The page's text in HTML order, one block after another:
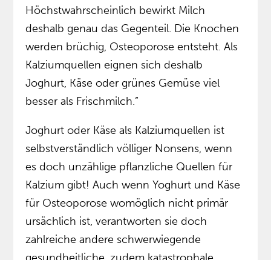
Höchstwahrscheinlich bewirkt Milch
deshalb genau das Gegenteil. Die Knochen
werden brüchig, Osteoporose entsteht. Als
Kalziumquellen eignen sich deshalb
Joghurt, Käse oder grünes Gemüse viel
besser als Frischmilch.”
Joghurt oder Käse als Kalziumquellen ist
selbstverständlich völliger Nonsens, wenn
es doch unzählige pflanzliche Quellen für
Kalzium gibt! Auch wenn Yoghurt und Käse
für Osteoporose womöglich nicht primär
ursächlich ist, verantworten sie doch
zahlreiche andere schwerwiegende